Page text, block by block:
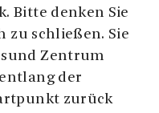
Bitte denken Sie
zu schließen. Sie
Zentrum
der
zurück